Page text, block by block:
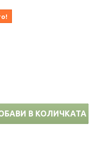
В КОЛИЧКАТА